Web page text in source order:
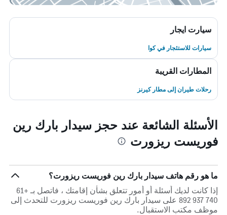
سيارت ايجار
سيارات للاستئجار في كوا
المطارات القريبة
رحلات طيران إلى مطار كيرنز
الأسئلة الشائعة عند حجز سيدار بارك رين
فوريست ريزورت
ما هو رقم هاتف سيدار بارك رين فوريست ريزورت؟
إذا كانت لديك أسئلة أو أمور تتعلق بشأن إقامتك ، فاتصل بـ +61
740 937 892 على سيدار بارك رين فوريست ريزورت للتحدث إلى
موظف مكتب الاستقبال.